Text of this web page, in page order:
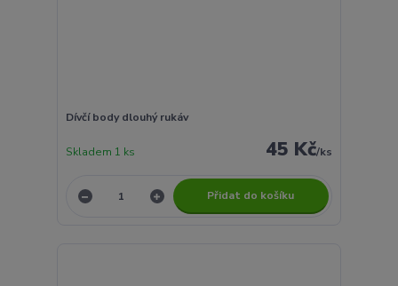
Dívčí body dlouhý rukáv
45 Kč/ks
Skladem 1 ks
Přidat do košíku